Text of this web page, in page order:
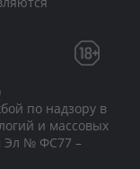
по надзору в
и массовых
Эл № ФС77 –